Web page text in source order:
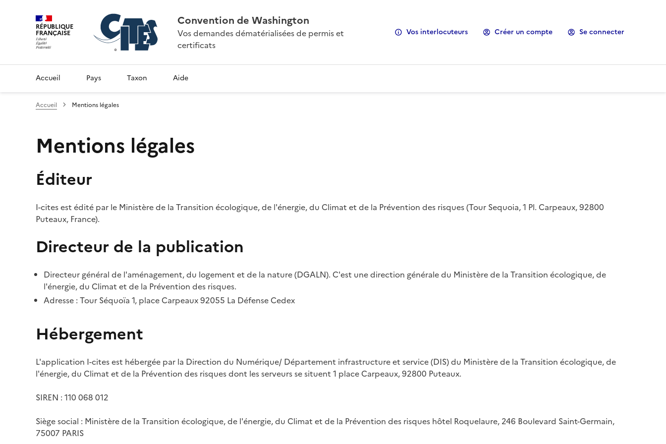
RÉPUBLIQUE
FRANÇAISE
Convention de Washington
Vos demandes dématérialisées de permis et
certificats
Vos interlocuteurs Créer un compte Se connecter
Accueil Pays Taxon Aide
Accueil Mentions légales
Mentions légales
Éditeur
I-cites est édité par le Ministère de la Transition écologique, de l'énergie, du Climat et de la Prévention des risques (Tour Sequoia, 1 Pl. Carpeaux, 92800
Puteaux, France).
Directeur de la publication
Directeur général de l'aménagement, du logement et de la nature (DGALN). C'est une direction générale du Ministère de la Transition écologique, de
l'énergie, du Climat et de la Prévention des risques.
Adresse : Tour Séquoïa 1, place Carpeaux 92055 La Défense Cedex
Hébergement
L'application I-cites est hébergée par la Direction du Numérique/ Département infrastructure et service (DIS) du Ministère de la Transition écologique, de
l'énergie, du Climat et de la Prévention des risques dont les serveurs se situent 1 place Carpeaux, 92800 Puteaux.
SIREN : 110 068 012
Siège social : Ministère de la Transition écologique, de l'énergie, du Climat et de la Prévention des risques hôtel Roquelaure, 246 Boulevard Saint-Germain,
75007 PARIS